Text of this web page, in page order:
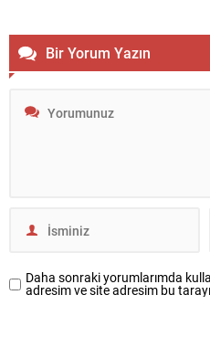
Bir Yorum Yazın
Daha sonraki yorumlarımda
adresim ve site adresim bu